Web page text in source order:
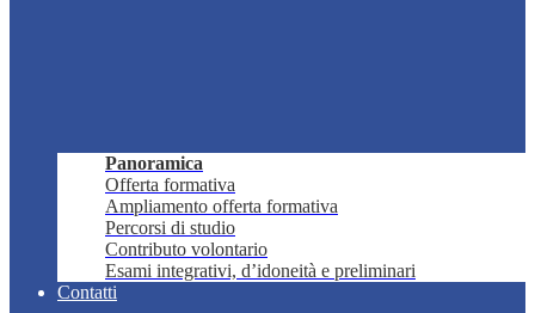
Panoramica
Offerta formativa
Ampliamento offerta formativa
Percorsi di studio
Contributo volontario
Esami integrativi, d’idoneità e preliminari
Contatti